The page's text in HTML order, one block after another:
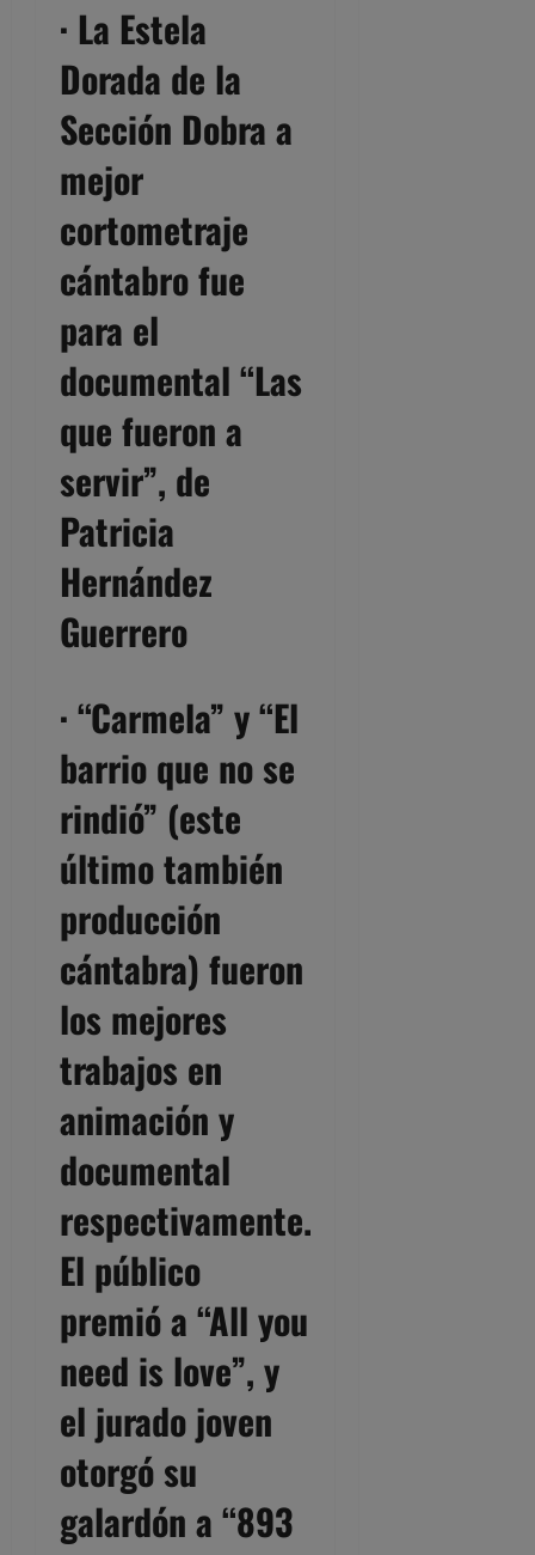
· La Estela
Dorada de la
Sección Dobra a
mejor
cortometraje
cántabro fue
para el
documental “Las
que fueron a
servir”, de
Patricia
Hernández
Guerrero
· “Carmela” y “El
barrio que no se
rindió” (este
último también
producción
cántabra) fueron
los mejores
trabajos en
animación y
documental
respectivamente.
El público
premió a “All you
need is love”, y
el jurado joven
otorgó su
galardón a “893